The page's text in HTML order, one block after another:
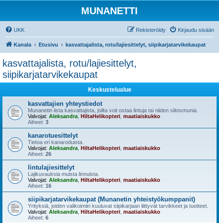
MUNANETTI
UKK Kirjaudu sisään
Rekisteröidy
Kanala Etusivu kasvattajalista, rotu/lajiesittelyt, siipikarjatarvikekaupat
kasvattajalista, rotu/lajiesittelyt,
siipikarjatarvikekaupat
Keskustelualue
kasvattajien yhteystiedot
Munanetin lista kasvattajista, joilta voit ostaa lintuja tai niiden siitosmunia.
Valvojat: Aleksandra HiltaHelikopteri maatiaiskukko
Aiheet: 3
kanarotuesittelyt
Tietoa eri kanaroduista.
Valvojat: Aleksandra HiltaHelikopteri maatiaiskukko
Aiheet: 26
lintulajiesittelyt
Lajikuvauksia muista linnuista.
Valvojat: Aleksandra HiltaHelikopteri maatiaiskukko
Aiheet: 16
siipikarjatarvikekaupat (Munanetin yhteistyökumppanit)
Yrityksiä, joiden valikoimiin kuuluvat siipikarjaan liittyvät tarvikkeet ja tuotteet.
Valvojat: Aleksandra HiltaHelikopteri maatiaiskukko
Aiheet: 6